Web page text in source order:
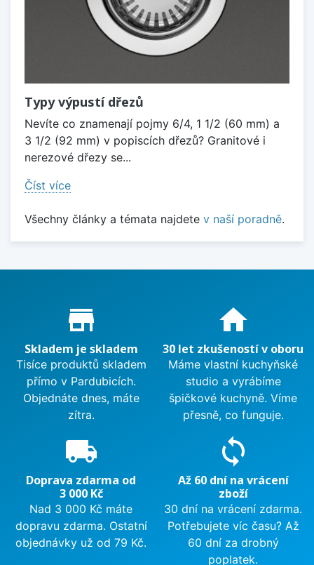
Typy výpustí dřezů
Nevíte co znamenají pojmy 6/4, 1 1/2 (60 mm) a
3 1/2 (92 mm) v popiscích dřezů? Granitové i
nerezové dřezy se...
Číst více
Všechny články a témata najdete v naší poradně.
Proč nakupovat u nás?
store_mall_directory
Skladem je skladem
Tisíce produktů skladem
přímo v Pardubicích.
Objednáte dnes, máte
zítra.
home
30 let zkušeností v oboru
Máme vlastní kuchyňské
studio a vyrábíme
špičkové kuchyně. Víme
přesně, co funguje.
local_shipping
Doprava zdarma od
3 000 Kč
Nad 3 000 Kč máte
dopravu zdarma. Ostatní
objednávky už od 79 Kč.
sync
Až 60 dní na vrácení
zboží
30 dní na vrácení zdarma.
Potřebujete víc času? Až
60 dní za drobný
poplatek.